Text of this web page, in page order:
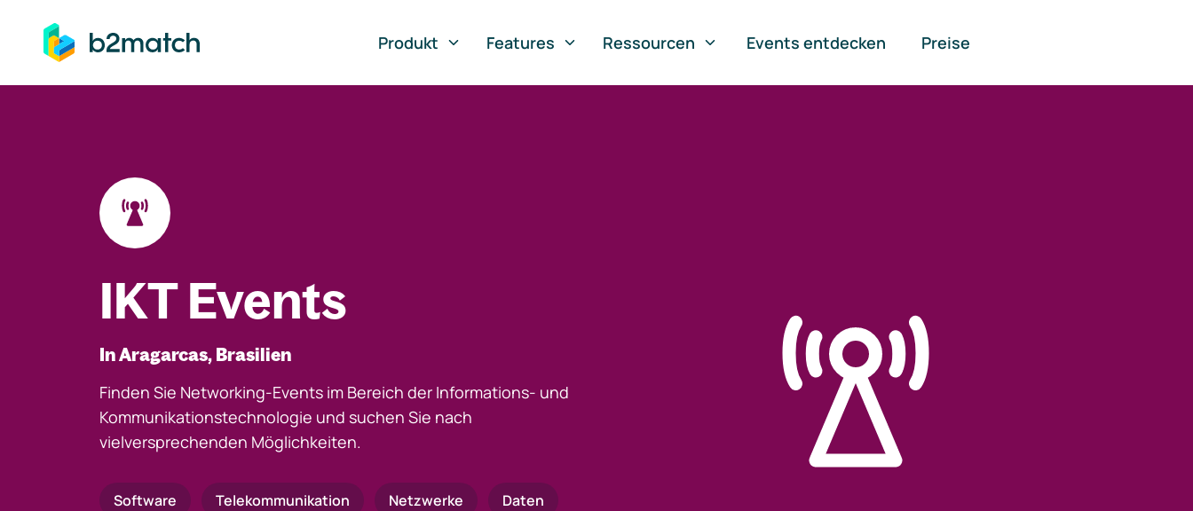
springen
Produkt
Features Ressourcen Events entdecken Preise
IKT Events
In Aragarcas, Brasilien
Finden Sie Networking-Events im Bereich der Informations- und
Kommunikationstechnologie und suchen Sie nach
vielversprechenden Möglichkeiten.
Software Telekommunikation Netzwerke Daten